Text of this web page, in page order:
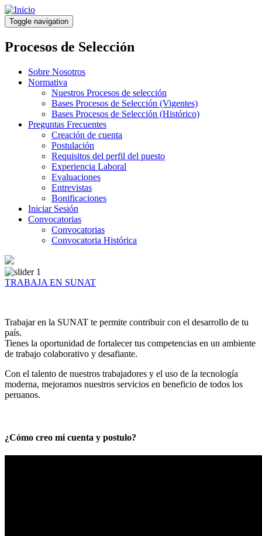
Pasar
al
contenido
principal
Toggle navigation
Procesos de Selección
Sobre Nosotros
Normativa
Nuestros Procesos de selección
Bases Procesos de Selección (Vigentes)
Bases Procesos de Selección (Histórico)
Preguntas Frecuentes
Creación de cuenta
Postulación
Requisitos del perfil del puesto
Experiencia Laboral
Evaluaciones
Entrevistas
Bonificaciones
Iniciar Sesión
Convocatorias
Convocatorias
Convocatoria Histórica
TRABAJA EN SUNAT
Trabajar en la SUNAT te permite contribuir con el desarrollo de tu
país.
Tienes la oportunidad de fortalecer tus competencias en un ambiente
de trabajo colaborativo y desafiante.
Con el talento de nuestros trabajadores y el uso de la tecnología
moderna, mejoramos nuestros servicios en beneficio de todos los
peruanos.
¿Cómo creo mi cuenta y postulo?